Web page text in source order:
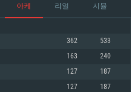
아케 리얼 시뮬
362 533
163 240
127 187
127 187